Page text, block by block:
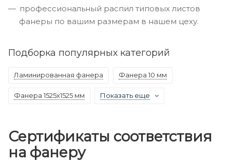
профессиональный распил типовых листов
фанеры по вашим размерам в нашем цеху.
Подборка популярных категорий
Ламинированная фанера Фанера 10 мм
Фанера 1525х1525 мм Показать еще
Сертификаты соответствия
на фанеру